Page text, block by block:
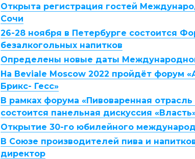
Открыта регистрация гостей
Сочи
26-28 ноября в Петербурге состоится
безалкогольных напитков
Определены новые даты
На Beviale Moscow 2022 пройдёт форум
Брикс- Гесс»
В рамках форума «Пивоваренная
состоится панельная дискуссия
Открытие 30-го юбилейного
В Союзе производителей пива и
директор